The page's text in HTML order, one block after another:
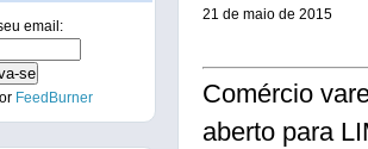
21 de maio de 2015
Comércio
aberto para
email:
FeedBurner